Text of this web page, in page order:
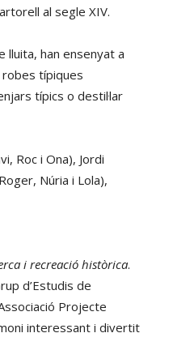
al segle XIV.
lluita, han ensenyat a
robes típiques
típics o destil·lar
Roc i Ona), Jordi
Núria i Lola),
i recreació històrica.
d’Estudis de
Projecte
interessant i divertit